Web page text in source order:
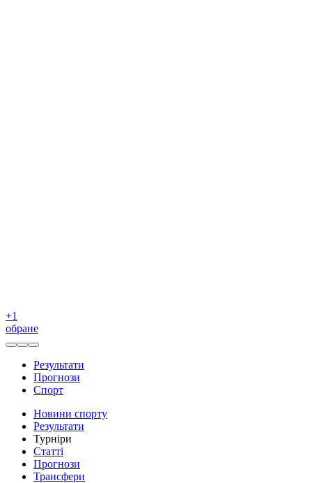
+1
обране
Результати
Прогнози
Спорт
Новини спорту
Результати
Турніри
Статті
Прогнози
Трансфери